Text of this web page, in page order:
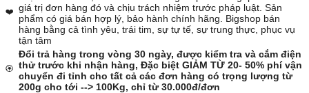
❤️ giá trị đơn hàng đó và chịu trách nhiệm trước pháp luật. Sản
phẩm có giá bán hợp lý, bảo hành chính hãng. Bigshop bán
hàng bằng cả tình yêu, trái tim, sự tự tế, sự trung thực, phục vụ
tận tâm
🏵️
Đổi trả hàng trong vòng 30 ngày, được kiểm tra và cắm điện
thử trước khi nhận hàng, Đặc biệt GIẢM TỪ 20- 50% phí vận
chuyển đi tỉnh cho tất cả các đơn hàng có trọng lượng từ
200g cho tới --> 100Kg, chỉ từ 30.000đ/đơn